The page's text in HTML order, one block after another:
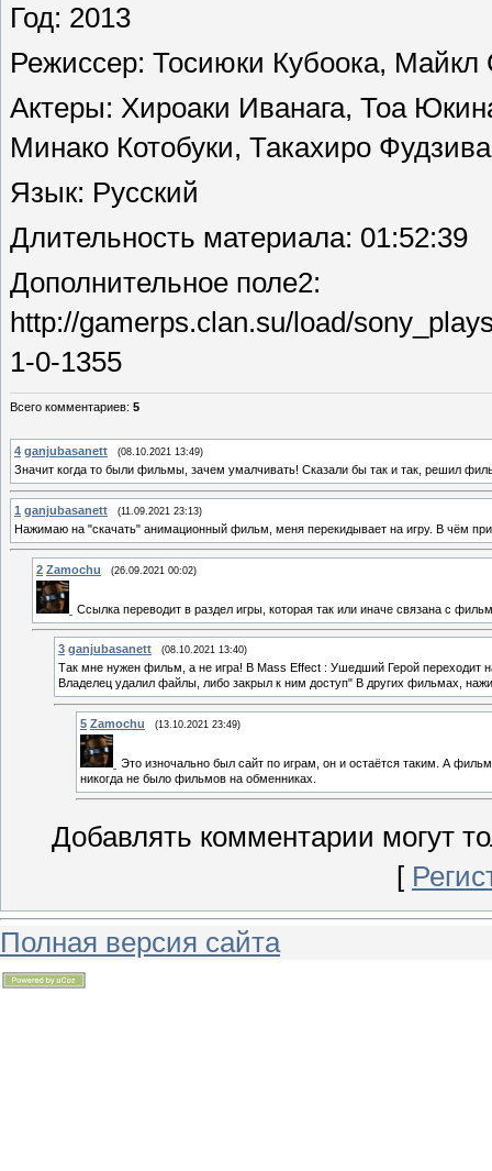
Год: 2013
Режиссер: Тосиюки Кубоока, Майкл
Актеры: Хироаки Иванага, Тоа
Минако Котобуки, Такахиро
Язык: Русский
Длительность материала: 01:52:39
Дополнительное поле2:
http://gamerps.clan.su/load/
1-0-1355
Всего комментариев: 5
4 ganjubasanett (08.10.2021 13:49)
Значит когда то были фильмы, зачем умалчивать! Сказали бы так и так, решил
1 ganjubasanett (11.09.2021 23:13)
Нажимаю на "скачать" анимационный фильм, меня перекидывает на игру. В чём
2 Zamochu (26.09.2021 00:02)
Ссылка переводит в раздел игры, которая так или иначе связана с
3 ganjubasanett (08.10.2021 13:40)
Так мне нужен фильм, а не игра! В Mass Effect : Ушедший Герой переходит
Владелец удалил файлы, либо закрыл к ним доступ" В других фильмах,
5 Zamochu (13.10.2021 23:49)
Это изночально был сайт по играм, он и остаётся таким. А
никогда не было фильмов на обменниках.
Добавлять комментарии могут
[
Полная версия сайта